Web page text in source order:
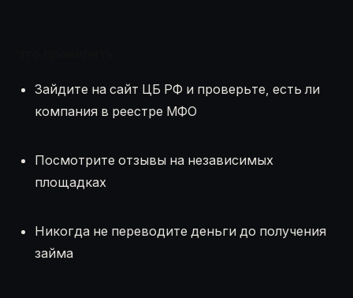
Зайдите на сайт ЦБ РФ и проверьте, есть ли
компания в реестре МФО
Посмотрите отзывы на независимых
площадках
Никогда не переводите деньги до получения
займа